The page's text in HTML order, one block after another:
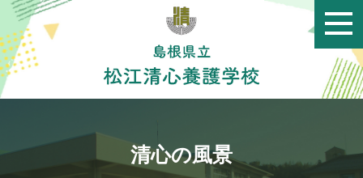
このページの本文へ
清心の風景